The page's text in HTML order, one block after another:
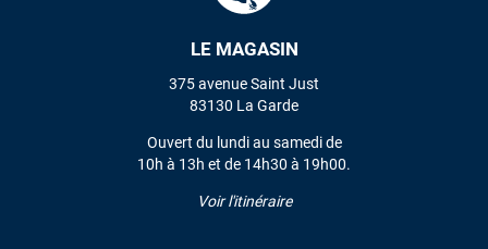
LE MAGASIN
375 avenue Saint Just
83130 La Garde
Ouvert du lundi au samedi de
10h à 13h et de 14h30 à 19h00.
Voir l'itinéraire
VOIR TOUS LES AVIS
LAISSER UN AVIS